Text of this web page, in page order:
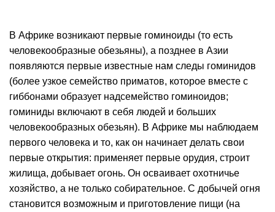
В Африке возникают первые гоминоиды (то есть
человекообразные обезьяны), а позднее в Азии
появляются первые известные нам следы гоминидов
(более узкое семейство приматов, которое вместе с
гиббонами образует надсемейство гоминоидов;
гоминиды включают в себя людей и больших
человекообразных обезьян). В Африке мы наблюдаем
первого человека и то, как он начинает делать свои
первые открытия: применяет первые орудия, строит
жилища, добывает огонь. Он осваивает охотничье
хозяйство, а не только собирательное. С добычей огня
становится возможным и приготовление пищи (на